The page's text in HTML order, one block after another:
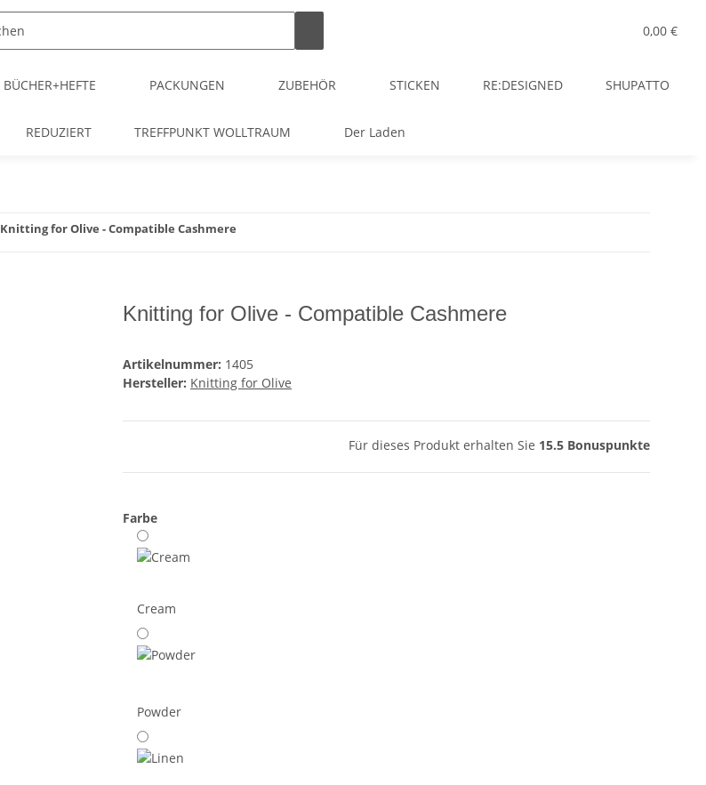
0,00 €
BÜCHER+HEFTE PACKUNGEN ZUBEHÖR STICKEN RE:DESIGNED SHUPATTO
REDUZIERT TREFFPUNKT WOLLTRAUM Der Laden
Knitting for Olive - Compatible Cashmere
Knitting for Olive - Compatible Cashmere
Artikelnummer: 1405
Hersteller: Knitting for Olive
Für dieses Produkt erhalten Sie 15.5 Bonuspunkte
Farbe
Cream
Powder